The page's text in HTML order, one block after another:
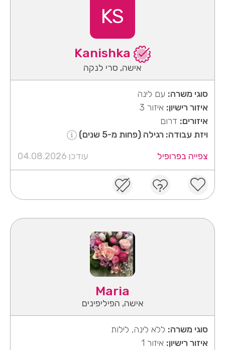
KS
אישה, סרי לנקה
סוגי משרה: עם לינה
איזור רישיון: איזור 3
איזורים: דרום
ויזת עבודה: רגילה (פחות מ-5 שנים)
צפייה בפרופיל
עודכן 04.08.2026
Maria
אישה, הפיליפינים
סוגי משרה: ללא לינה, לילות
איזור רישיון: איזור 1